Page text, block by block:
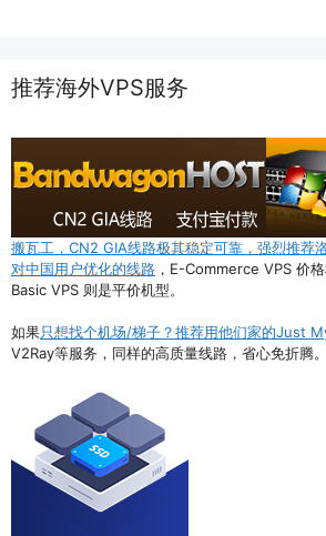
推荐海外VPS服务
搬瓦工，CN2 GIA线路极其稳定可靠，强烈推荐
对中国用户优化的线路 ，E-Commerce VPS 价
Basic VPS 则是平价机型。
如果只想找个机场/梯子？推荐用他们家的Just
V2Ray等服务，同样的高质量线路，省心免折腾。